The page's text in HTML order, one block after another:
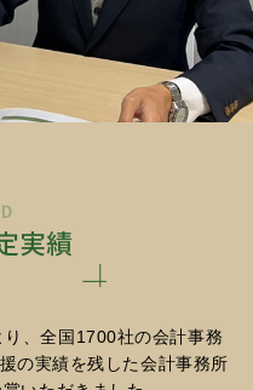
、全国1700社の会計事務
の実績を残した会計事務所